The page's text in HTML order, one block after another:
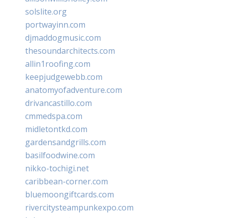
solslite.org
portwayinn.com
djmaddogmusic.com
thesoundarchitects.com
allin1roofing.com
keepjudgewebb.com
anatomyofadventure.com
drivancastillo.com
cmmedspa.com
midletontkd.com
gardensandgrills.com
basilfoodwine.com
nikko-tochigi.net
caribbean-corner.com
bluemoongiftcards.com
rivercitysteampunkexpo.com